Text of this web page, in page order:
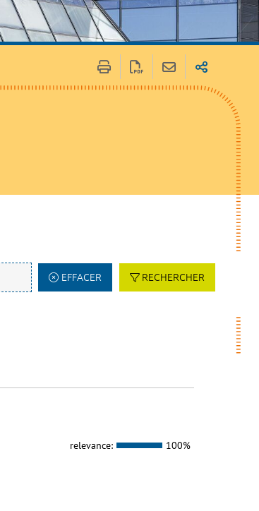
EFFACER RECHERCHER
relevance: 100%